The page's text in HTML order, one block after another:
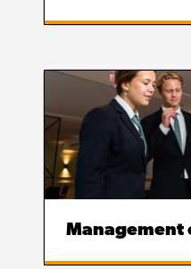
Management